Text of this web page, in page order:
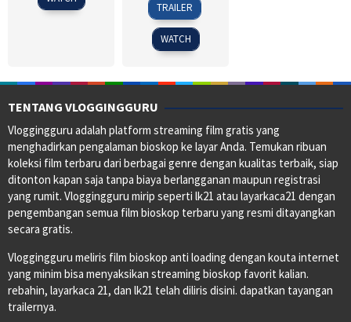
Mar
2016
Razak
TRAILER
WATCH
TENTANG VLOGGINGGURU
Vloggingguru adalah platform streaming film gratis yang
menghadirkan pengalaman bioskop ke layar Anda. Temukan ribuan
koleksi film terbaru dari berbagai genre dengan kualitas terbaik, siap
ditonton kapan saja tanpa biaya berlangganan maupun registrasi
yang rumit. Vloggingguru mirip seperti lk21 atau layarkaca21 dengan
pengembangan semua film bioskop terbaru yang resmi ditayangkan
secara gratis.
Vloggingguru meliris film bioskop anti loading dengan kouta internet
yang minim bisa menyaksikan streaming bioskop favorit kalian.
rebahin, layarkaca 21, dan lk21 telah diliris disini. dapatkan tayangan
trailernya.